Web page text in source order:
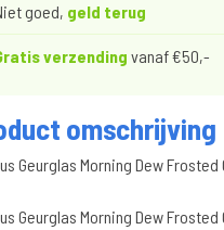
goed, geld terug
verzending vanaf €50,-
omschrijving
Geurglas Morning Dew
Geurglas Morning Dew